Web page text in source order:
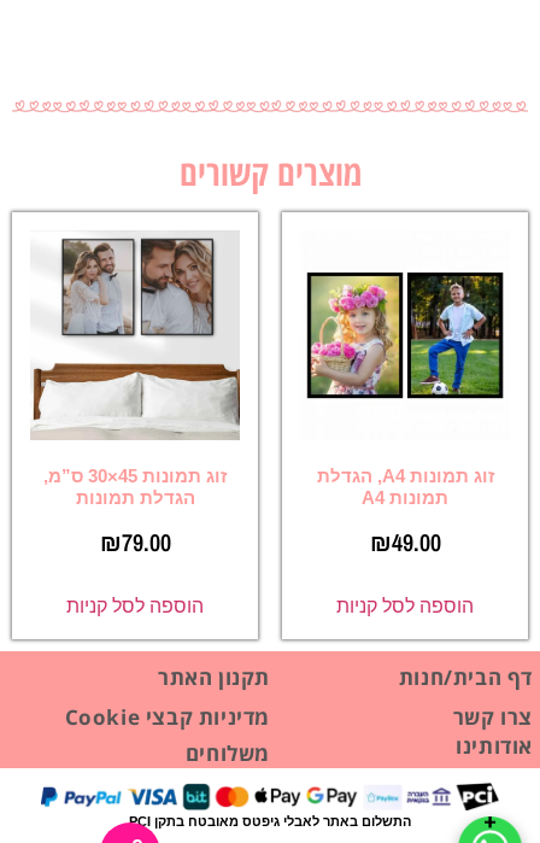
מוצרים קשורים
זוג תמונות A4, הגדלת
תמונות A4
₪49.00
הוספה לסל קניות
זוג תמונות 45×30 ס”מ,
הגדלת תמונות
₪79.00
הוספה לסל קניות
דף הבית/חנות
צרו קשר
תקנון האתר
מדיניות קבצי Cookie
אודותינו
משלוחים
התשלום באתר לאבלי גיפטס מאובטח בתקן PCI